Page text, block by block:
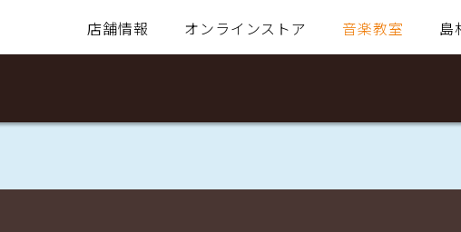
店舗情報 オンラインストア 音楽教室 島